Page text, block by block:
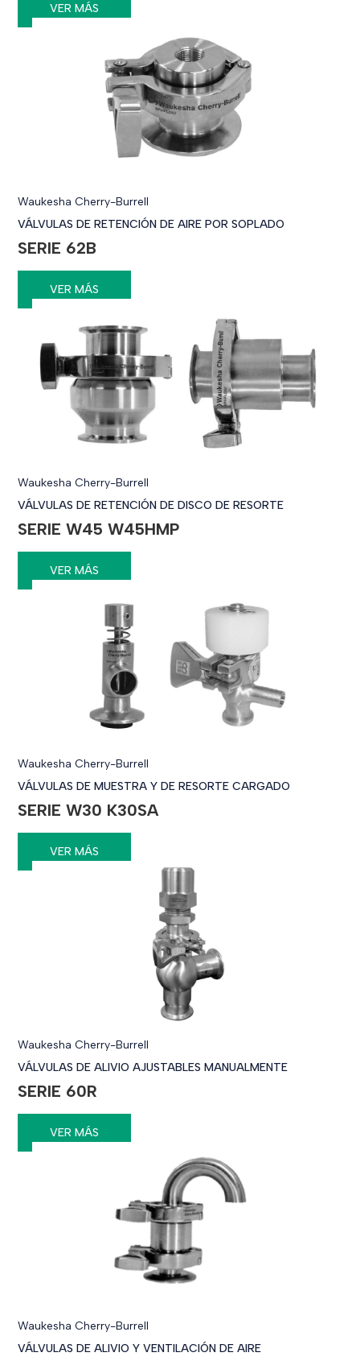
VER MÁS
Waukesha Cherry-Burrell
VÁLVULAS DE RETENCIÓN DE AIRE POR SOPLADO
SERIE 62B
VER MÁS
Waukesha Cherry-Burrell
VÁLVULAS DE RETENCIÓN DE DISCO DE RESORTE
SERIE W45 W45HMP
VER MÁS
Waukesha Cherry-Burrell
VÁLVULAS DE MUESTRA Y DE RESORTE CARGADO
SERIE W30 K30SA
VER MÁS
Waukesha Cherry-Burrell
VÁLVULAS DE ALIVIO AJUSTABLES MANUALMENTE
SERIE 60R
VER MÁS
Waukesha Cherry-Burrell
VÁLVULAS DE ALIVIO Y VENTILACIÓN DE AIRE